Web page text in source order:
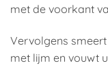
met de voorkant
Vervolgens
met lijm en vouwt